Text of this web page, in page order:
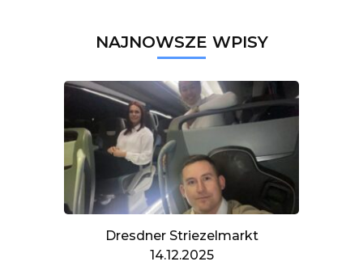
RÓWNIEŻ
NA
JEDNODNIOWE!!!
NAJNOWSZE WPISY
Dresdner Striezelmarkt
14.12.2025